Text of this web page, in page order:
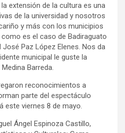
extensión de la cultura es una
de la universidad y nosotros
y más con los municipios
es el caso de Badiraguato
Paz López Elenes. Nos da
municipal le guste la
Barreda.
reconocimientos a
parte del espectáculo
este viernes 8 de mayo.
Ángel Espinoza Castillo,